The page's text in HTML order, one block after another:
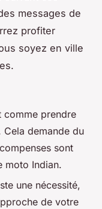
messages de
profiter
soyez en ville
comme prendre
Cela demande du
sont
moto Indian.
une nécessité,
de votre